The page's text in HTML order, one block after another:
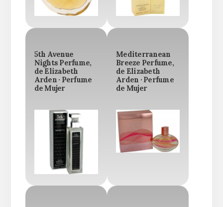
5th Avenue
Nights Perfume,
de Elizabeth
Arden · Perfume
de Mujer
Mediterranean
Breeze Perfume,
de Elizabeth
Arden · Perfume
de Mujer